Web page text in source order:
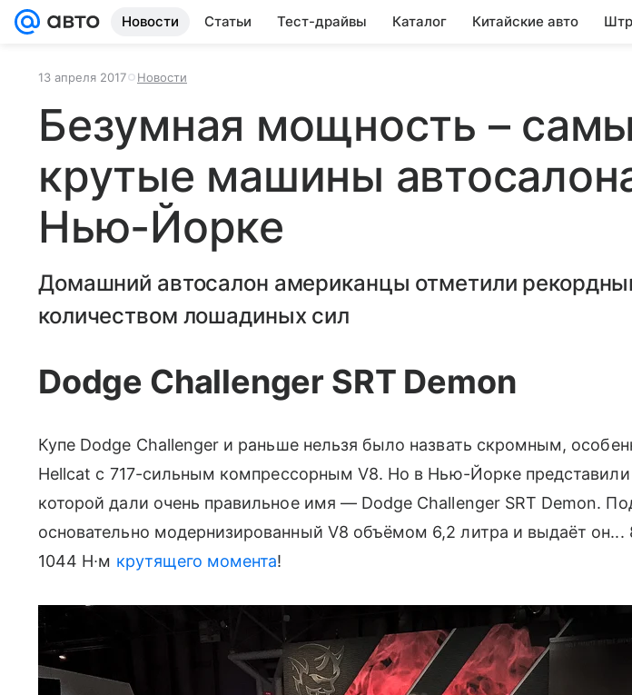
Новости Статьи Тест-драйвы Каталог Китайские авто
13 апреля 2017 Новости
Безумная мощность –
крутые машины
Нью-Йорке
Домашний автосалон американцы отметили
количеством лошадиных сил
Dodge Challenger SRT Demon
Купе Dodge Challenger и раньше нельзя было назвать скромным,
Hellcat с 717-сильным компрессорным V8. Но в Нью-Йорке
которой дали очень правильное имя — Dodge Challenger SRT Demon.
основательно модернизированный V8 объёмом 6,2 литра и выдаёт он...
1044 Н∙м крутящего момента!